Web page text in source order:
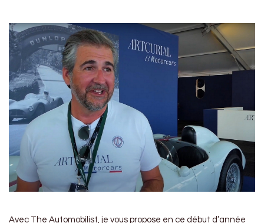
Avec The Automobilist, je vous propose en ce début d’année